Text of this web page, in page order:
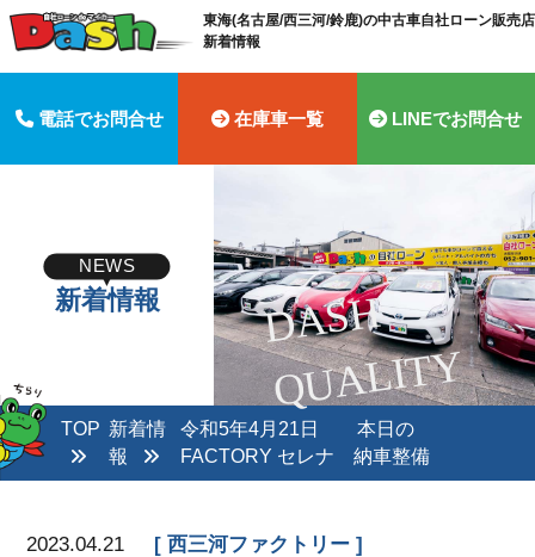
東海(名古屋/西三河/鈴鹿)の中古車自社ローン販売
新着情報
電話でお問合せ 在庫車一覧 LINEでお問合せ
D
A
S
H
Q
U
A
LI
T
Y
NEWS
新着情報
TOP 新着情
報
令和5年4月21日 本日の
FACTORY セレナ 納車整備
2023.04.21 西三河ファクトリー